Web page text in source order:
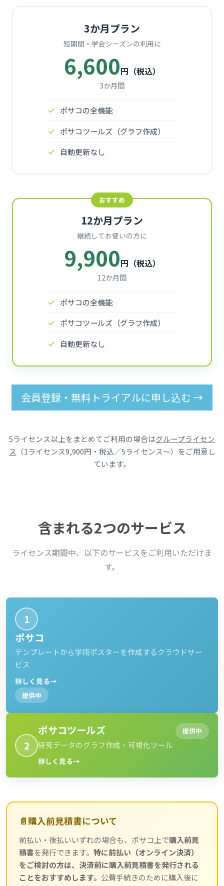
3か月プラン
短期間・学会シーズンの利用に
6,600円（税込）
3か月間
ポサコの全機能
ポサコツールズ（グラフ作成）
自動更新なし
おすすめ
12か月プラン
継続してお使いの方に
9,900円（税込）
12か月間
ポサコの全機能
ポサコツールズ（グラフ作成）
自動更新なし
会員登録・無料トライアルに申し込む →
5ライセンス以上をまとめてご利用の場合はグループライセン
ス （1ライセンス9,900円・税込／5ライセンス〜）をご用意し
ています。
含まれる2つのサービス
ライセンス期間中、以下のサービスをご利用いただけま
す。
1
ポサコ
テンプレートから学術ポスターを作成するクラウドサー
ビス
詳しく見る→
提供中
2
ポサコツールズ
研究データのグラフ作成・可視化ツール
詳しく見る→
提供中
📄購入前見積書について
前払い・後払いいずれの場合も、ポサコ上で購入前見
積書を発行できます。 特に前払い（オンライン決済）
をご検討の方は、決済前に購入前見積書を発行される
ことをおすすめします。 公費手続きのために購入後に